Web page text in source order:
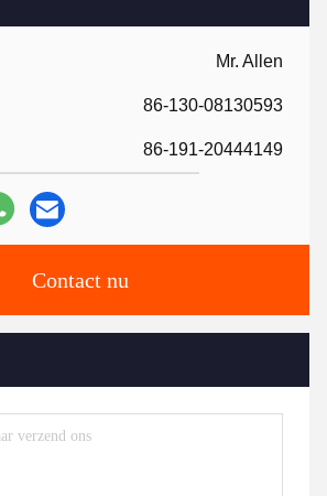
Mr. Allen
86-130-08130593
86-191-20444149
Contact nu